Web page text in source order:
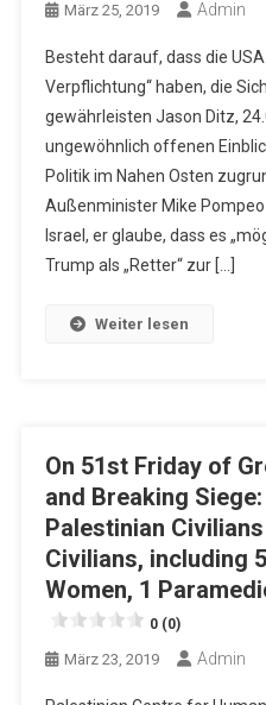
März 25, 2019 Admin
Besteht darauf, dass die
Verpflichtung“ haben, die
gewährleisten Jason Ditz,
ungewöhnlich offenen
Politik im Nahen Osten
Außenminister Mike
Israel, er glaube, dass es
Trump als „Retter“ zur […]
Weiter lesen
On 51st Friday of
and Breaking
Palestinian
Civilians, including
Women, 1
0 (0)
März 23, 2019 Admin